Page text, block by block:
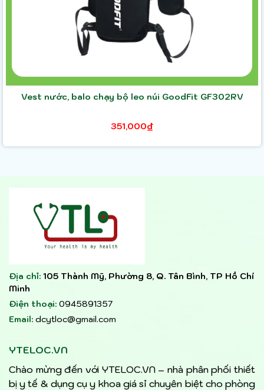
Vest nước, balo chạy bộ leo núi GoodFit GF302RV
351,000₫
Địa chỉ: 105 Thành Mỹ, Phường 8, Q. Tân Bình, TP Hồ Chí
Minh
Điện thoại: 0945891357
Email: dcytloc@gmail.com
YTELOC.VN
Chào mừng đến với YTELOC.VN – nhà phân phối thiết
bị y tế & dụng cụ y khoa giá sỉ chuyên biệt cho phòng